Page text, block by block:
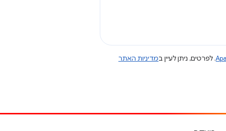
. לפרטים, ניתן לעיין במדיניות האתר